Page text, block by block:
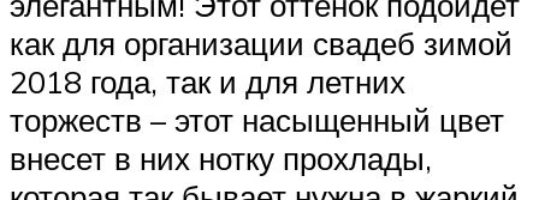
как для организации свадеб зимой
2018 года, так и для летних
торжеств – этот насыщенный цвет
внесет в них нотку прохлады,